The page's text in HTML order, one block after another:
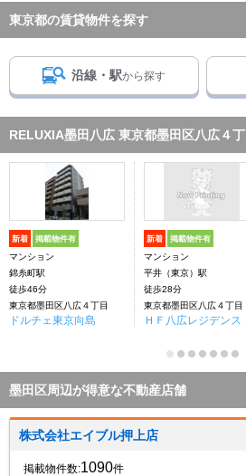
東京都の賃貸物件を探す
沿線・駅から探す
RELUXIA墨田八広 東京都墨田区八広４
新着 掲載物件有
マンション
錦糸町駅
徒歩46分
東京都墨田区八広４丁目
ドルチェ東京向島
新着 掲載物件有
マンション
平井（東京）駅
徒歩28分
東京都墨田区八広４丁目
ＨＦ八広レジデンス
墨田区周辺が得意な不動産店舗
株式会社エイブル押上店
掲載物件数:1090件